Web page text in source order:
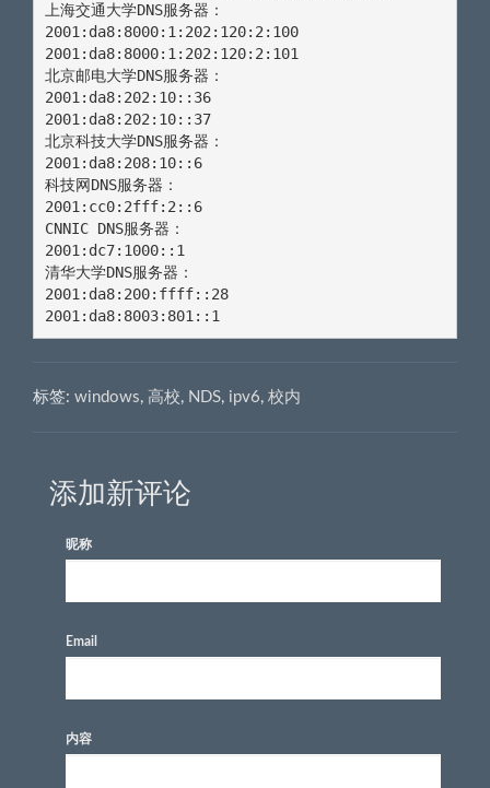
上海交通大学DNS服务器：
2001:da8:8000:1:202:120:2:100
2001:da8:8000:1:202:120:2:101
北京邮电大学DNS服务器：
2001:da8:202:10::36
2001:da8:202:10::37
北京科技大学DNS服务器：
2001:da8:208:10::6
科技网DNS服务器：
2001:cc0:2fff:2::6
CNNIC DNS服务器：
2001:dc7:1000::1
清华大学DNS服务器：
2001:da8:200:ffff::28
2001:da8:8003:801::1
标签: windows, 高校, NDS, ipv6, 校内
添加新评论
昵称
Email
内容